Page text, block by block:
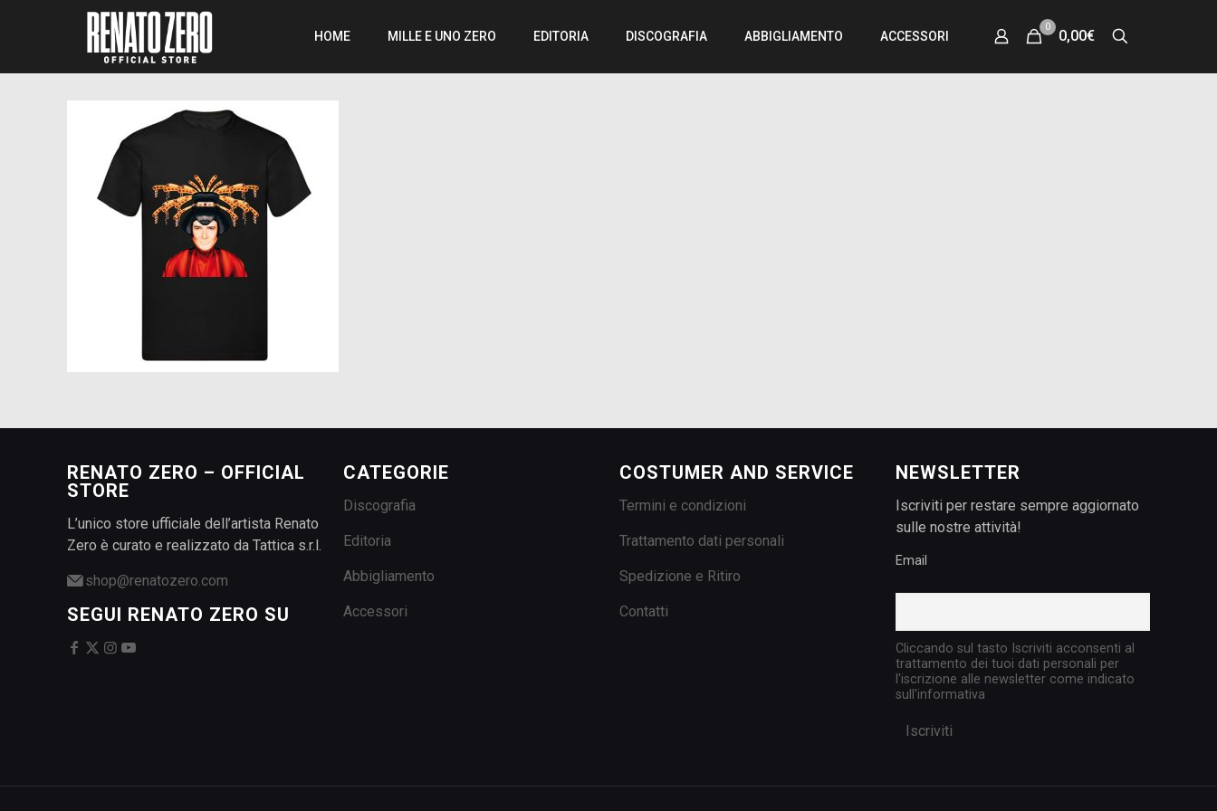
HOME MILLE E UNO ZERO EDITORIA DISCOGRAFIA ABBIGLIAMENTO ACCESSORI
0
0,00€
RENATO ZERO – OFFICIAL
STORE
L’unico store ufficiale dell’artista Renato
Zero è curato e realizzato da Tattica s.r.l.
shop@renatozero.com
SEGUI RENATO ZERO SU
CATEGORIE
Discografia
Editoria
Abbigliamento
Accessori
COSTUMER AND SERVICE
Termini e condizioni
Trattamento dati personali
Spedizione e Ritiro
Contatti
NEWSLETTER
Iscriviti per restare sempre aggiornato
sulle nostre attività!
Email
Cliccando sul tasto Iscriviti acconsenti al
trattamento dei tuoi dati personali per
l'iscrizione alle newsletter come indicato
sull'informativa